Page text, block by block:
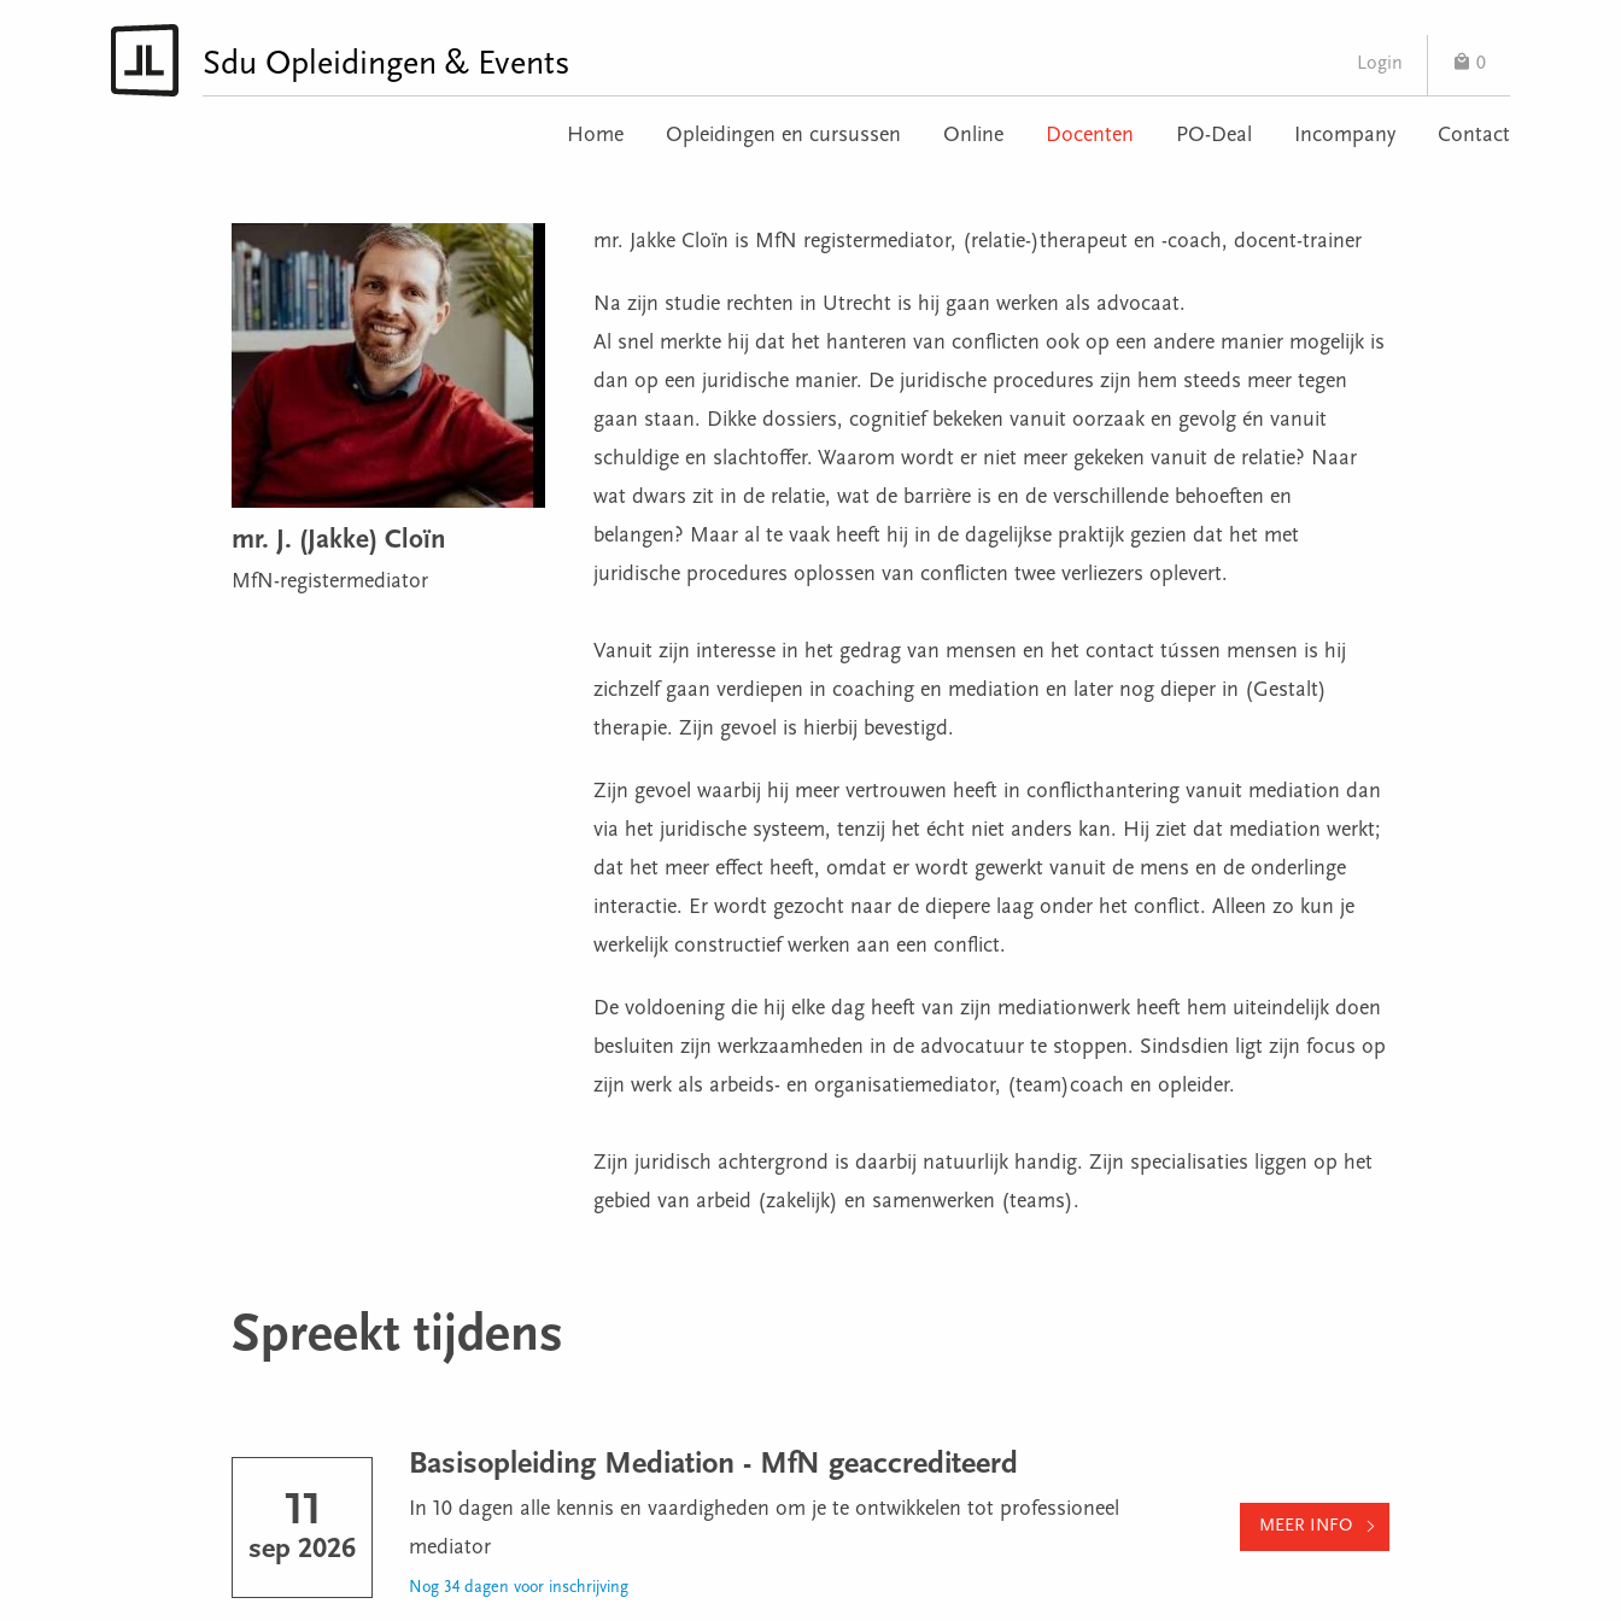
Sdu Opleidingen & Events Login 0
Home Opleidingen en cursussen Online Docenten PO-Deal Incompany Contact
mr. J. (Jakke) Cloïn
MfN-registermediator
mr. Jakke Cloïn is MfN registermediator, (relatie-)therapeut en -coach, docent-trainer
Na zijn studie rechten in Utrecht is hij gaan werken als advocaat.
Al snel merkte hij dat het hanteren van conflicten ook op een andere manier mogelijk is
dan op een juridische manier. De juridische procedures zijn hem steeds meer tegen
gaan staan. Dikke dossiers, cognitief bekeken vanuit oorzaak en gevolg én vanuit
schuldige en slachtoffer. Waarom wordt er niet meer gekeken vanuit de relatie? Naar
wat dwars zit in de relatie, wat de barrière is en de verschillende behoeften en
belangen? Maar al te vaak heeft hij in de dagelijkse praktijk gezien dat het met
juridische procedures oplossen van conflicten twee verliezers oplevert.
Vanuit zijn interesse in het gedrag van mensen en het contact tússen mensen is hij
zichzelf gaan verdiepen in coaching en mediation en later nog dieper in (Gestalt)
therapie. Zijn gevoel is hierbij bevestigd.
Zijn gevoel waarbij hij meer vertrouwen heeft in conflicthantering vanuit mediation dan
via het juridische systeem, tenzij het écht niet anders kan. Hij ziet dat mediation werkt;
dat het meer effect heeft, omdat er wordt gewerkt vanuit de mens en de onderlinge
interactie. Er wordt gezocht naar de diepere laag onder het conflict. Alleen zo kun je
werkelijk constructief werken aan een conflict.
De voldoening die hij elke dag heeft van zijn mediationwerk heeft hem uiteindelijk doen
besluiten zijn werkzaamheden in de advocatuur te stoppen. Sindsdien ligt zijn focus op
zijn werk als arbeids- en organisatiemediator, (team)coach en opleider.
Zijn juridisch achtergrond is daarbij natuurlijk handig. Zijn specialisaties liggen op het
gebied van arbeid (zakelijk) en samenwerken (teams).
Spreekt tijdens
11
sep 2026
Basisopleiding Mediation - MfN geaccrediteerd
In 10 dagen alle kennis en vaardigheden om je te ontwikkelen tot professioneel
mediator
Nog 34 dagen voor inschrijving
MEER INFO